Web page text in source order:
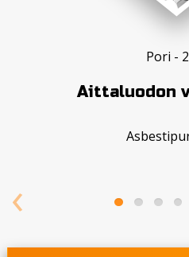
Pori -
Aittaluodon
‹